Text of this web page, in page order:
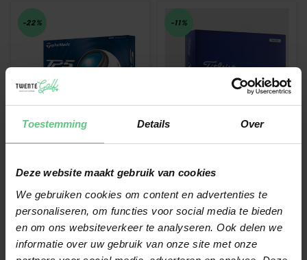
Toestemming Details Over
Deze website maakt gebruik van cookies
We gebruiken cookies om content en advertenties te
personaliseren, om functies voor social media te bieden
en om ons websiteverkeer te analyseren. Ook delen we
informatie over uw gebruik van onze site met onze
-22%
TAYLORMADE
De TP5, de zachtste Tourbal
met 5 lagen, biedt een
merkbaar zachter gevoel en
ve...
Op voorraad
-11%
TITLEIST
De nieuwe Tour Soft golfbal
biedt de perfecte balans
tussen afstand, controle en...
Op voorraad